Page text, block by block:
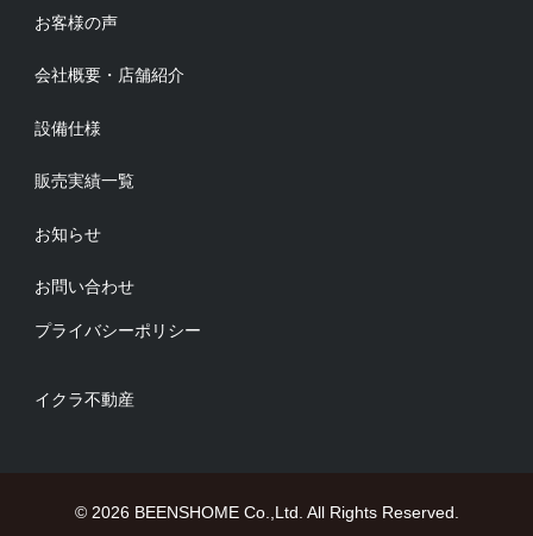
お客様の声
会社概要・店舗紹介
設備仕様
販売実績一覧
お知らせ
お問い合わせ
プライバシーポリシー
イクラ不動産
© 2026 BEENSHOME Co.,Ltd. All Rights Reserved.